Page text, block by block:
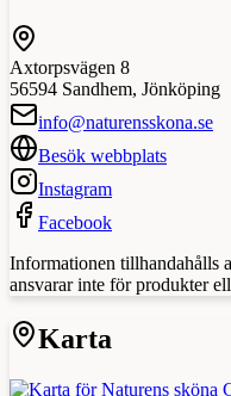
Axtorpsvägen 8
56594 Sandhem, Jönköping
info@naturensskona.se
Besök webbplats
Instagram
Facebook
Informationen tillhandahålls
ansvarar inte för produkter
Karta